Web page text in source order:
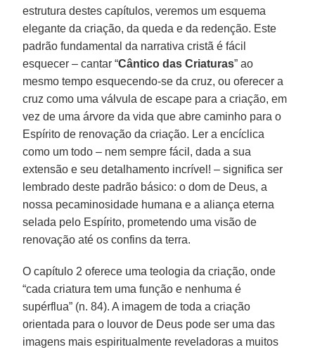
estrutura destes capítulos, veremos um esquema
elegante da criação, da queda e da redenção. Este
padrão fundamental da narrativa cristã é fácil
esquecer – cantar “Cântico das Criaturas” ao
mesmo tempo esquecendo-se da cruz, ou oferecer a
cruz como uma válvula de escape para a criação, em
vez de uma árvore da vida que abre caminho para o
Espírito de renovação da criação. Ler a encíclica
como um todo – nem sempre fácil, dada a sua
extensão e seu detalhamento incrível! – significa ser
lembrado deste padrão básico: o dom de Deus, a
nossa pecaminosidade humana e a aliança eterna
selada pelo Espírito, prometendo uma visão de
renovação até os confins da terra.
O capítulo 2 oferece uma teologia da criação, onde
“cada criatura tem uma função e nenhuma é
supérflua” (n. 84). A imagem de toda a criação
orientada para o louvor de Deus pode ser uma das
imagens mais espiritualmente reveladoras a muitos